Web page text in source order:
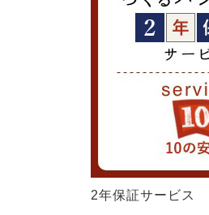
2年保証サービス